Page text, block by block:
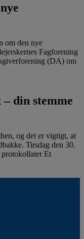
om den nye
Fagforening
(DA) om
din stemme
og det er vigtigt, at
Tirsdag den 30.
Et